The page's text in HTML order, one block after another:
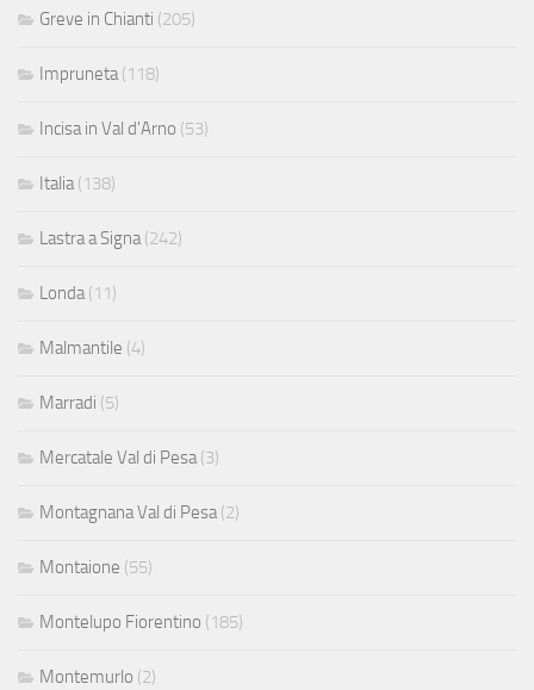
Greve in Chianti (205)
Impruneta(118)
Incisa in Val d'Arno (53)
Italia(138)
Lastra a Signa(242)
Londa(11)
Malmantile (4)
Marradi (5)
Mercatale Val di Pesa(3)
Montagnana Val di Pesa(2)
Montaione (55)
Montelupo Fiorentino (185)
Montemurlo (2)